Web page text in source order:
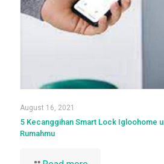
August 16, 2021
5 Kecanggihan Smart Lock Igloohome
Rumahmu